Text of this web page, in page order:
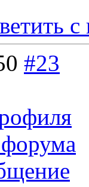
с
#23